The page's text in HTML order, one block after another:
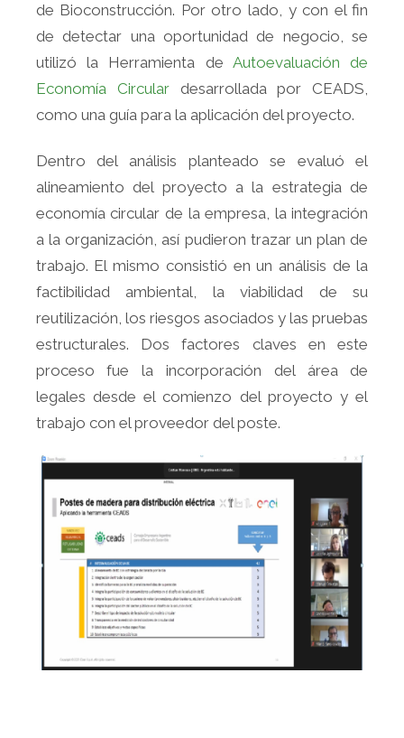
de Bioconstrucción. Por otro lado, y con el fin
de detectar una oportunidad de negocio, se
utilizó la Herramienta de Autoevaluación de
Economía Circulardesarrollada por CEADS,
como una guía para la aplicación del proyecto.
Dentro del análisis planteado se evaluó el
alineamiento del proyecto a la estrategia de
economía circular de la empresa, la integración
a la organización, así pudieron trazar un plan de
trabajo. El mismo consistió en un análisis de la
factibilidad ambiental, la viabilidad de su
reutilización, los riesgos asociados y las pruebas
estructurales. Dos factores claves en este
proceso fue la incorporación del área de
legales desde el comienzo del proyecto y el
trabajo con el proveedor del poste.